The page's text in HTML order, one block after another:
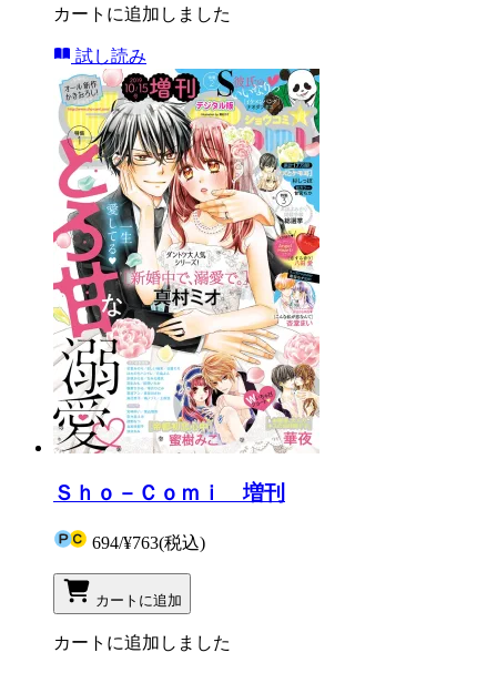
カートに追加しました
試し読み
Ｓｈｏ－Ｃｏｍｉ 増刊
694/¥763(税込)
カートに追加
カートに追加しました